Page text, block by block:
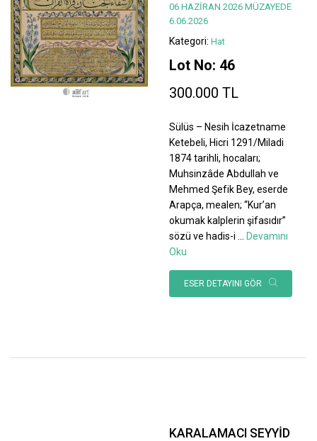
06 HAZİRAN 2026 MÜZAYEDE
6.06.2026
Kategori: Hat
Lot No: 46
300.000 TL
Sülüs – Nesih İcazetname
Ketebeli, Hicri 1291/Miladi
1874 tarihli, hocaları;
Muhsinzâde Abdullah ve
Mehmed Şefik Bey, eserde
Arapça, mealen; “Kur’an
okumak kalplerin şifasıdır”
sözü ve hadis-i ... Devamını
Oku
ESER DETAYINI GÖR
KARALAMACI SEYYİD